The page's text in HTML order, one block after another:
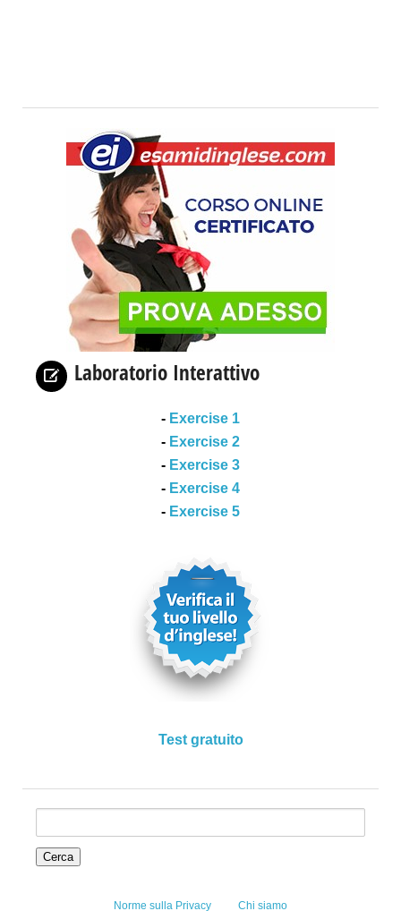
Laboratorio Interattivo
- Exercise 1
- Exercise 2
- Exercise 3
- Exercise 4
- Exercise 5
Test gratuito
Norme sulla Privacy Chi siamo